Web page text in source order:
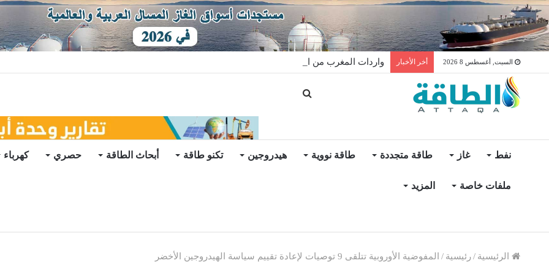
السبت, أغسطس 8 2026 أخر الأخبار واردات المغرب من الغاز ترتفع 15% في شهر يوليو
نفط غاز طاقة متجددة طاقة نووية هيدروجين تكنو طاقة أبحاث الطاقة حصري كهرباء
ملفات خاصة المزيد
الرئيسية /رئيسية / المفوضية الأوروبية تتلقى 9 توصيات لإعادة تقييم سياسة الهيدروجين الأخضر